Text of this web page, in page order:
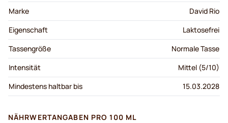
Marke
David Rio
Eigenschaft
Laktosefrei
Tassengröße
Normale Tasse
Intensität
Mittel (5/10)
Mindestens haltbar bis
15.03.2028
NÄHRWERTANGABEN PRO 100 ML